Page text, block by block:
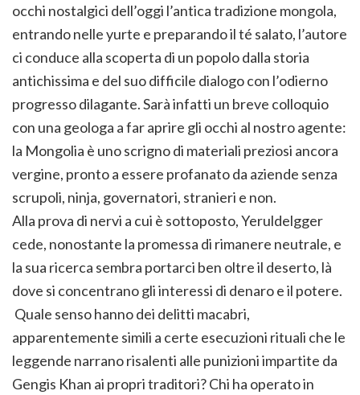
occhi nostalgici dell’oggi l’antica tradizione mongola,
entrando nelle yurte e preparando il té salato, l’autore
ci conduce alla scoperta di un popolo dalla storia
antichissima e del suo difficile dialogo con l’odierno
progresso dilagante. Sarà infatti un breve colloquio
con una geologa a far aprire gli occhi al nostro agente:
la Mongolia è uno scrigno di materiali preziosi ancora
vergine, pronto a essere profanato da aziende senza
scrupoli, ninja, governatori, stranieri e non.
Alla prova di nervi a cui è sottoposto, Yeruldelgger
cede, nonostante la promessa di rimanere neutrale, e
la sua ricerca sembra portarci ben oltre il deserto, là
dove si concentrano gli interessi di denaro e il potere.
Quale senso hanno dei delitti macabri,
apparentemente simili a certe esecuzioni rituali che le
leggende narrano risalenti alle punizioni impartite da
Gengis Khan ai propri traditori? Chi ha operato in